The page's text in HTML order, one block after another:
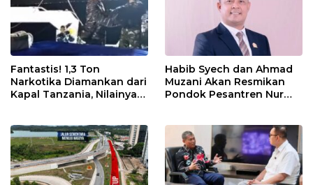
Fantastis! 1,3 Ton
Narkotika Diamankan dari
Kapal Tanzania, Nilainya
Habib Syech dan Ahmad
Muzani Akan Resmikan
Pondok Pesantren Nur